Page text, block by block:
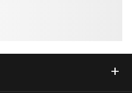
+